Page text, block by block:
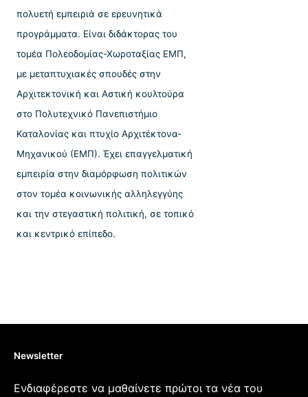
πολυετή εμπειριά σε ερευνητικά
προγράμματα. Είναι διδάκτορας του
τομέα Πολεοδομίας-Χωροταξίας ΕΜΠ,
με μεταπτυχιακές σπουδές στην
Αρχιτεκτονική και Αστική κουλτούρα
στο Πολυτεχνικό Πανεπιστήμιο
Καταλονίας και πτυχίο Αρχιτέκτονα-
Μηχανικού (ΕΜΠ). Έχει επαγγελματική
εμπειρία στην διαμόρφωση πολιτικών
στον τομέα κοινωνικής αλληλεγγύης
και την στεγαστική πολιτική, σε τοπικό
και κεντρικό επίπεδο.
Newsletter
Ενδιαφέρεστε να μαθαίνετε πρώτοι τα νέα του